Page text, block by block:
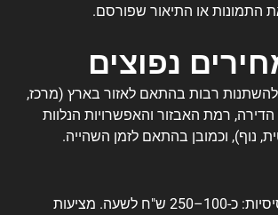
התמונות או התיאור שפורסם.
נפוצים
להשתנות רבות בהתאם לאזור בארץ (מרכז,
הדירה, רמת האבזור והאפשרויות הנלוות
נוף), וכמובן בהתאם לזמן השהייה.
דירות בסיסיות: כ-100–250 ש"ח לשעה. מציעות